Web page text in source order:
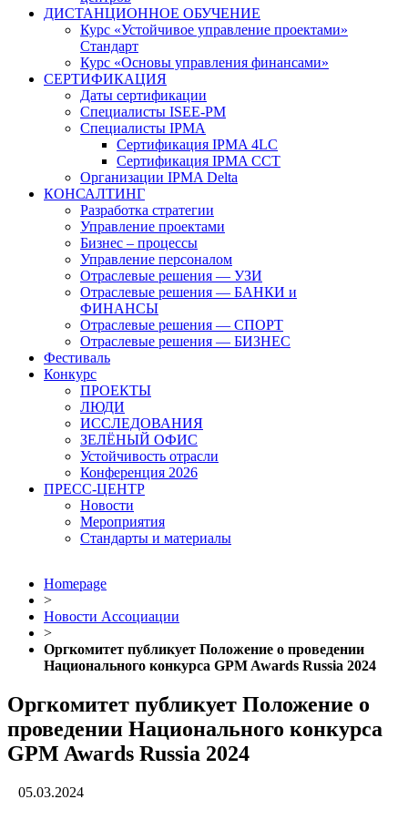
ДИСТАНЦИОННОЕ ОБУЧЕНИЕ
Курс «Устойчивое управление проектами»
Стандарт
Курс «Основы управления финансами»
СЕРТИФИКАЦИЯ
Даты сертификации
Специалисты ISEE-PM
Специалисты IPMA
Сертификация IPMA 4LC
Сертификация IPMA CCT
Организации IPMA Delta
КОНСАЛТИНГ
Разработка стратегии
Управление проектами
Бизнес – процессы
Управление персоналом
Отраслевые решения — УЗИ
Отраслевые решения — БАНКИ и
ФИНАНСЫ
Отраслевые решения — СПОРТ
Отраслевые решения — БИЗНЕС
Фестиваль
Конкурс
ПРОЕКТЫ
ЛЮДИ
ИССЛЕДОВАНИЯ
ЗЕЛЁНЫЙ ОФИС
Устойчивость отрасли
Конференция 2026
ПРЕСС-ЦЕНТР
Новости
Мероприятия
Стандарты и материалы
Homepage
>
Новости Ассоциации
>
Оргкомитет публикует Положение о проведении
Национального конкурса GPM Awards Russia 2024
Оргкомитет публикует Положение о
проведении Национального конкурса
GPM Awards Russia 2024
05.03.2024